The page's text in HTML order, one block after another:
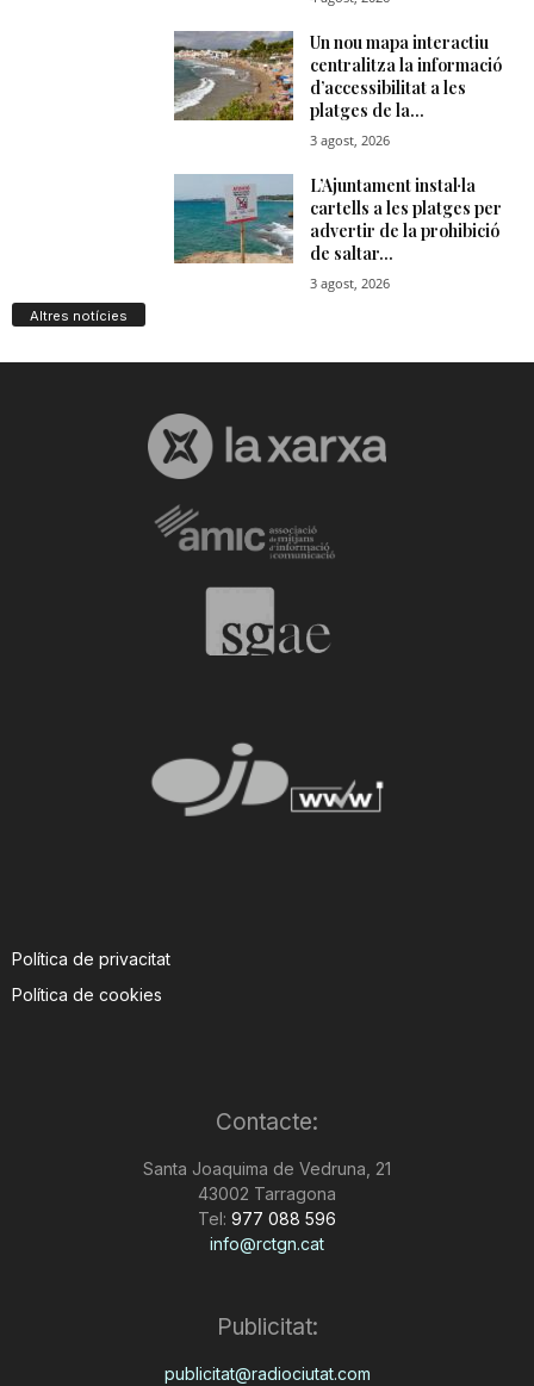
Altres notícies
Política de privacitat
Política de cookies
Contacte:
Santa Joaquima de Vedruna, 21
43002 Tarragona
Tel: 977 088 596
info@rctgn.cat
Publicitat:
publicitat@radiociutat.com